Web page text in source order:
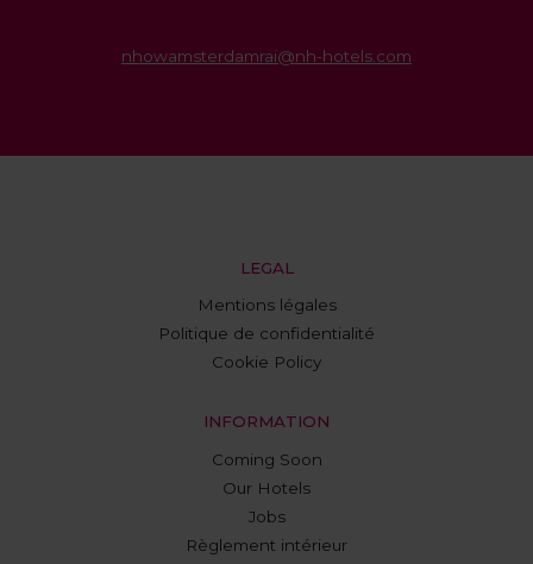
nhowamsterdamrai@nh-hotels.com
LEGAL
Mentions légales
Politique de confidentialité
Cookie Policy
INFORMATION
Coming Soon
Our Hotels
Jobs
Règlement intérieur